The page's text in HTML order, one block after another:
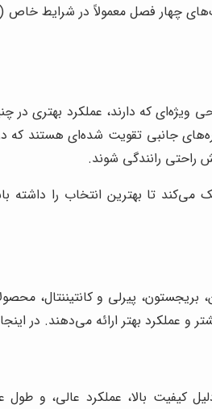
چهار فصل معمولاً در شرایط خاص
ویژه‌ای که دارند، عملکرد بهتری
جانبی تقویت شده‌ای هستند که
راحتی رانندگی شوند.
تا بهترین انتخاب را داشته
پیرلی و کانتیننتال،
و عملکرد بهتر ارائه می‌دهند. در
کیفیت بالا، عملکرد عالی، و